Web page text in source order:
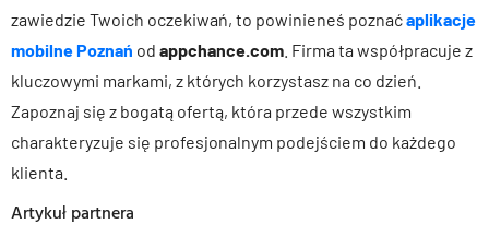
zawiedzie Twoich oczekiwań, to powinieneś poznaćaplikacje
mobilne Poznań od appchance.com . Firma ta współpracuje z
kluczowymi markami, z których korzystasz na co dzień.
Zapoznaj się z bogatą ofertą, która przede wszystkim
charakteryzuje się profesjonalnym podejściem do każdego
klienta.
Artykuł partnera